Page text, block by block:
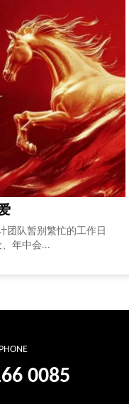
团队暂别繁忙的工作日
年中会...
0085